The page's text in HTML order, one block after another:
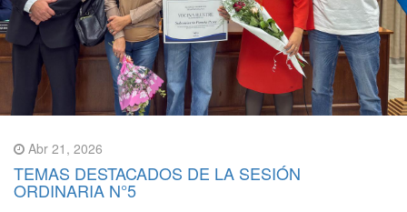
Abr 21, 2026
TEMAS DESTACADOS DE LA SESIÓN
ORDINARIA N°5